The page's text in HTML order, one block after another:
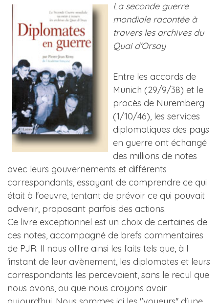
La seconde guerre
mondiale racontée à
travers les archives du
Quai d'Orsay
Entre les accords de
Munich (29/9/38) et le
procès de Nuremberg
(1/10/46), les services
diplomatiques des pays
en guerre ont échangé
des millions de notes
avec leurs gouvernements et différents
correspondants, essayant de comprendre ce qui
était à l'oeuvre, tentant de prévoir ce qui pouvait
advenir, proposant parfois des actions.
Ce livre exceptionnel est un choix de certaines de
ces notes, accompagné de brefs commentaires
de PJR. Il nous offre ainsi les faits tels que, à l
'instant de leur avènement, les diplomates et leurs
correspondants les percevaient, sans le recul que
nous avons, ou que nous croyons avoir